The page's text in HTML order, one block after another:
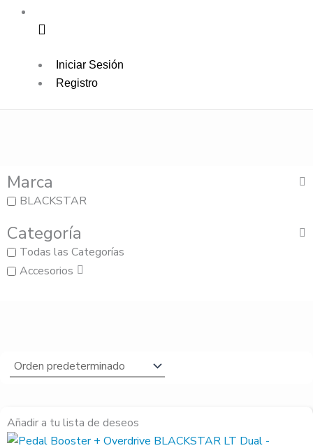
Iniciar Sesión
Registro
Marca
BLACKSTAR
Categoría
Todas las Categorías
Accesorios
Añadir a tu lista de deseos
precio
original
era:
precio
actual
es: